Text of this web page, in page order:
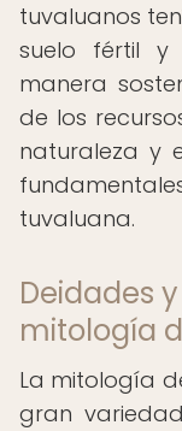
tuvaluanos
suelo fértil y
manera
de los
naturaleza y
tuvaluana.
Deidades
mitología
La mitología
gran